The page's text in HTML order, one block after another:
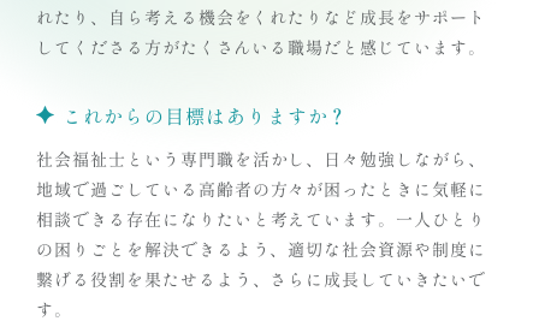
れたり、自ら考える機会をくれたりなど成長をサポート
してくださる方がたくさんいる職場だと感じています。
これからの目標はありますか？
社会福祉士という専門職を活かし、日々勉強しながら、
地域で過ごしている高齢者の方々が困ったときに気軽に
相談できる存在になりたいと考えています。一人ひとり
の困りごとを解決できるよう、適切な社会資源や制度に
繋げる役割を果たせるよう、さらに成長していきたいで
す。